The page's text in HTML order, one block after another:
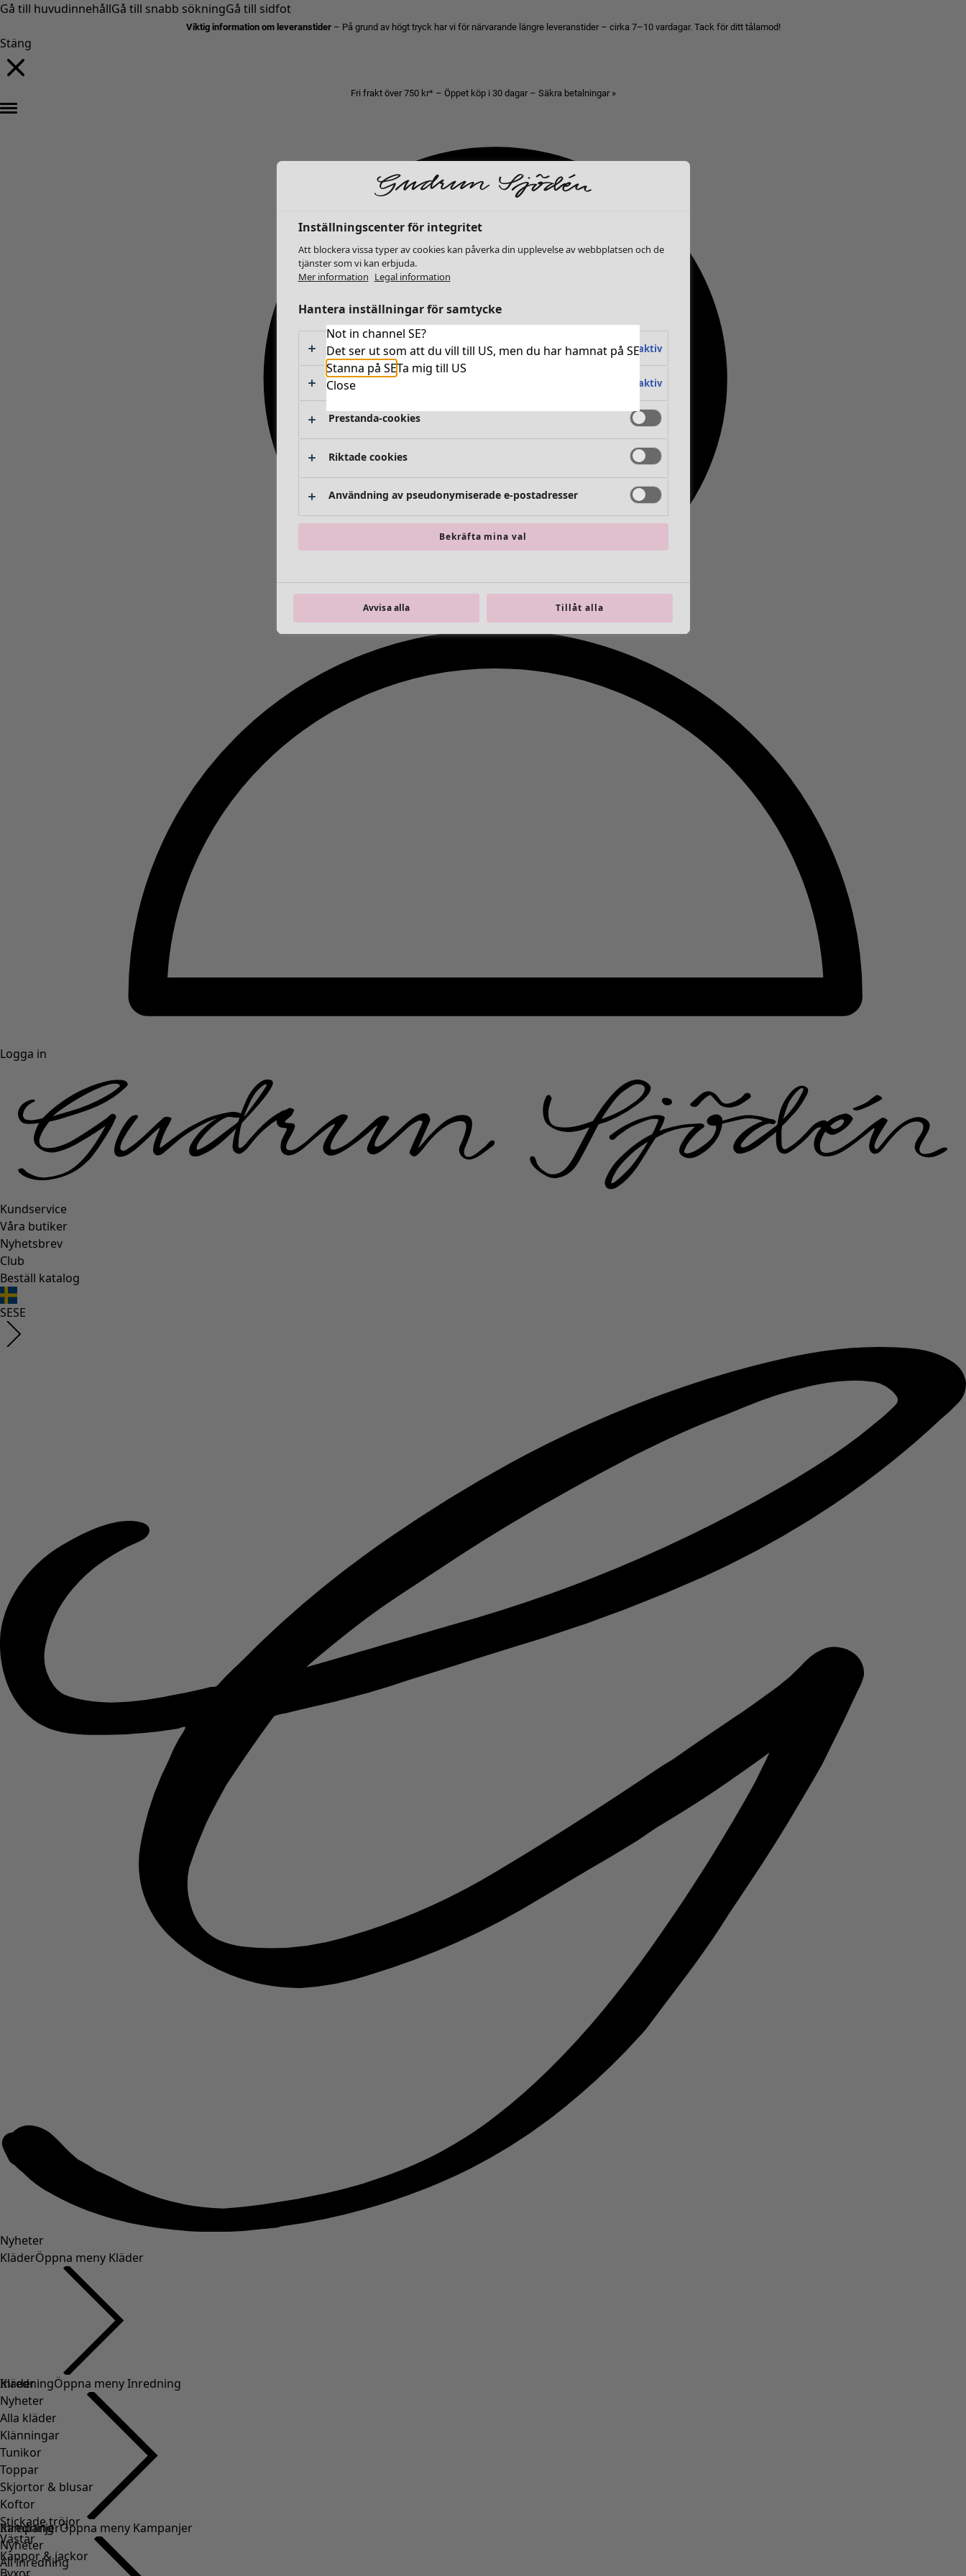
Gå till huvudinnehållGå till snabb sökningGå till sidfot
Viktig information om leveranstider – På grund av högt tryck har vi för närvarande längre leveranstider – cirka 7–10 vardagar. Tack för ditt tålamod!
Stäng
Fri frakt över 750 kr* – Öppet köp i 30 dagar – Säkra betalningar »
Logga in
Kundservice
Våra butiker
Nyhetsbrev
Club
Beställ katalog
SESE
Nyheter
KläderÖppna meny Kläder
Kläder
Nyheter
Alla kläder
Klänningar
Tunikor
Toppar
Skjortor & blusar
Koftor
Stickade tröjor
Västar
Kappor & jackor
InredningÖppna meny Inredning
Inredning
Nyheter
All inredning
KampanjerÖppna meny Kampanjer
Not in channel SE?
Det ser ut som att du vill till US, men du har hamnat på SE
Stanna på SETa mig till US
Close
Inställningscenter för integritet
Att blockera vissa typer av cookies kan påverka din upplevelse av webbplatsen och de
tjänster som vi kan erbjuda.
Mer information Legal information
Hantera inställningar för samtycke
Absolut nödvändiga cookies Alltid aktiv
Funktionella cookies Alltid aktiv
Prestanda-cookies
Riktade cookies
Användning av pseudonymiserade e-postadresser
Bekräfta mina val
Avvisa alla Tillåt alla